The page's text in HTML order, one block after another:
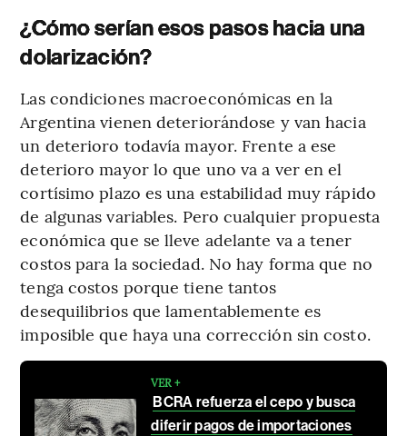
¿Cómo serían esos pasos hacia una
dolarización?
Las condiciones macroeconómicas en la
Argentina vienen deteriorándose y van hacia
un deterioro todavía mayor. Frente a ese
deterioro mayor lo que uno va a ver en el
cortísimo plazo es una estabilidad muy rápido
de algunas variables. Pero cualquier propuesta
económica que se lleve adelante va a tener
costos para la sociedad. No hay forma que no
tenga costos porque tiene tantos
desequilibrios que lamentablemente es
imposible que haya una corrección sin costo.
VER +
BCRA refuerza el cepo y busca
diferir pagos de importaciones